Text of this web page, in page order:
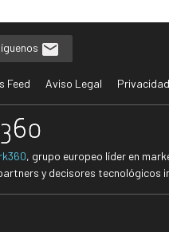
Feed Aviso Legal Privacidad
, grupo europeo líder en
y decisores tecnológicos